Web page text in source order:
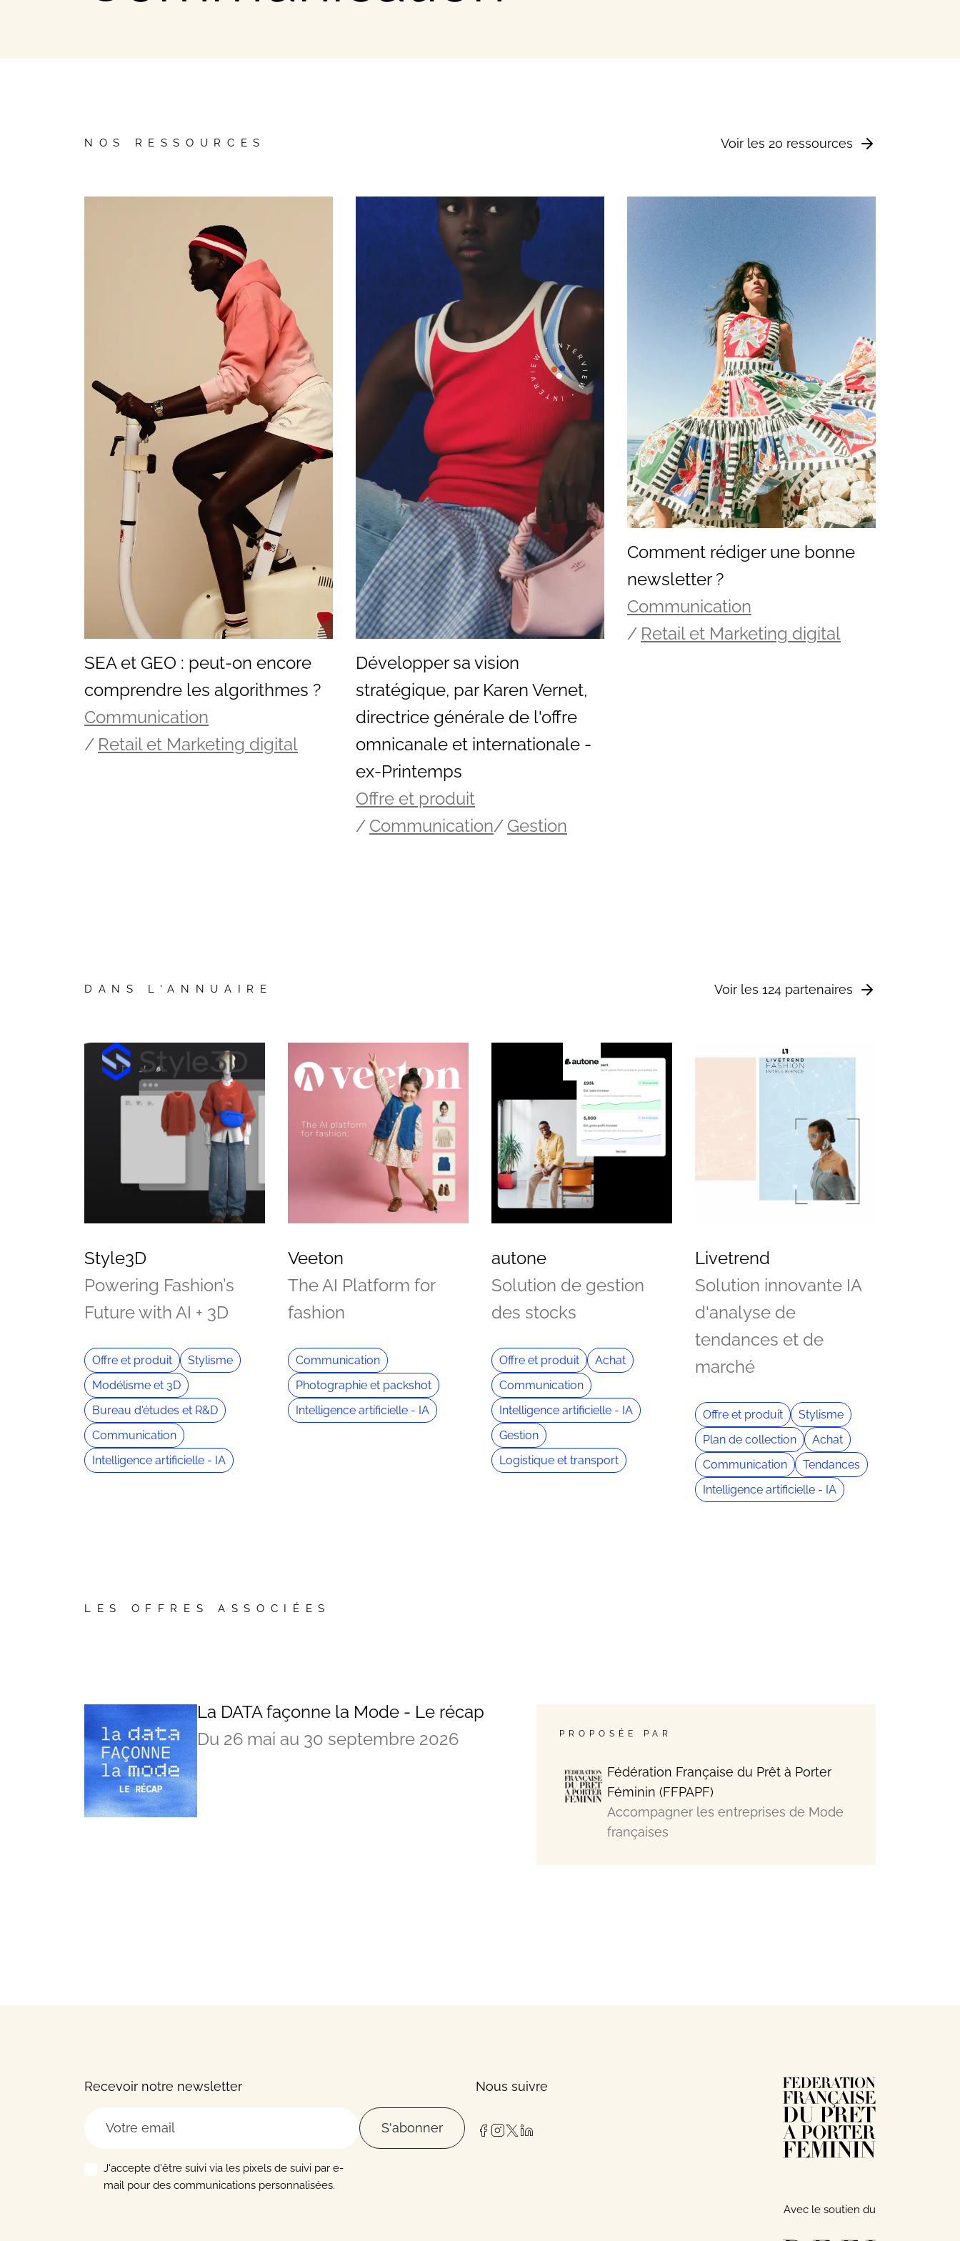
Offres
Les bons plans et actualités du secteur
FAQ
NOS RESSOURCES Voir les 20 ressources
SEA et GEO : peut-on encore
comprendre les algorithmes ?
Communication
Retail et Marketing digital
Développer sa vision
stratégique, par Karen Vernet,
directrice générale de l'offre
omnicanale et internationale -
ex-Printemps
Offre et produit
Communication
Gestion
Comment rédiger une bonne
newsletter ?
Communication
Retail et Marketing digital
DANS L'ANNUAIRE Voir les 124 partenaires
Style3D
Powering Fashion’s
Future with AI + 3D
Offre et produit
Stylisme
Modélisme et 3D
Bureau d'études et R&D
Communication
Intelligence artificielle - IA
Veeton
The AI Platform for
fashion
Communication
Photographie et packshot
Intelligence artificielle - IA
autone
Solution de gestion
des stocks
Offre et produit
Achat
Communication
Intelligence artificielle - IA
Gestion
Logistique et transport
Livetrend
Solution innovante IA
d'analyse de
tendances et de
marché
Offre et produit
Stylisme
Plan de collection
Achat
Communication
Tendances
Intelligence artificielle - IA
LES OFFRES ASSOCIÉES
La DATA façonne la Mode - Le récap
Du 26 mai au 30 septembre 2026
PROPOSÉE PAR
Fédération Française du Prêt à Porter
Féminin (FFPAPF)
Accompagner les entreprises de Mode
françaises
Recevoir notre newsletter
J'accepte d'être suivi via les pixels de suivi par e-
mail pour des communications personnalisées.
S'abonner
Nous suivre
Avec le soutien du